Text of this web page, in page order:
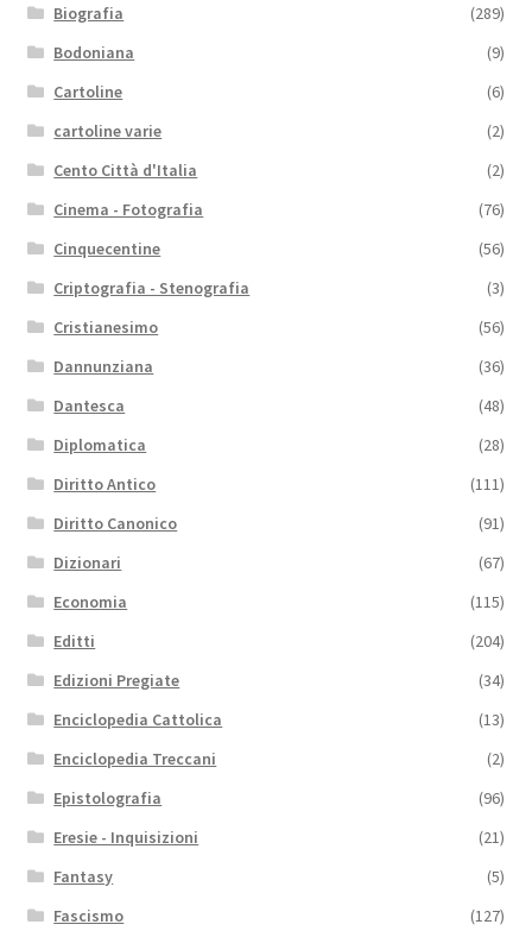
Biografia
(289)
Bodoniana
(9)
Cartoline
(6)
cartoline varie
(2)
Cento Città d'Italia
(2)
Cinema - Fotografia
(76)
Cinquecentine
(56)
Criptografia - Stenografia
(3)
Cristianesimo
(56)
Dannunziana
(36)
Dantesca
(48)
Diplomatica
(28)
Diritto Antico
(111)
Diritto Canonico
(91)
Dizionari
(67)
Economia
(115)
Editti
(204)
Edizioni Pregiate
(34)
Enciclopedia Cattolica
(13)
Enciclopedia Treccani
(2)
Epistolografia
(96)
Eresie - Inquisizioni
(21)
Fantasy
(5)
Fascismo
(127)